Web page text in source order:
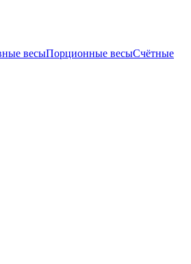
весыПорционные весыСчётные